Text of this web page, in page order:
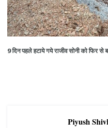
9 दिन पहले हटाये गये राजीव सोनी को फिर से
Piyush